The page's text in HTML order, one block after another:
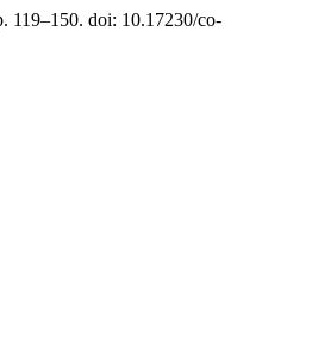
119–150. doi: 10.17230/co-